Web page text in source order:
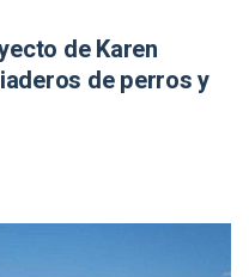
de Karen
de perros y